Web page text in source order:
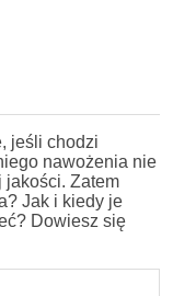
jeśli chodzi
nawożenia nie
jakości. Zatem
Jak i kiedy je
Dowiesz się